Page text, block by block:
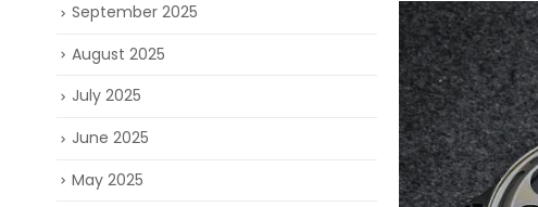
September 2025
August 2025
July 2025
June 2025
May 2025